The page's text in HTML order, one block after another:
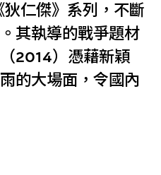
狄仁傑》系列，不斷
其執導的戰爭題材
2014）憑藉新穎
的大場面，令國內